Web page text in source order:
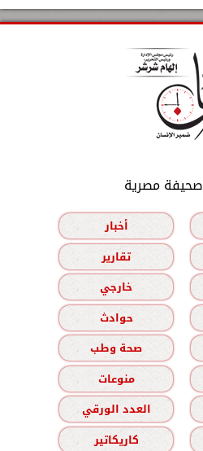
صحيفة مصرية
أخبار
تقارير
خارجي
حوادث
صحة وطب
منوعات
العدد الورقي
كاريكاتير